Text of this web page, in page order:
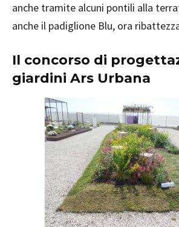
anche tramite alcuni pontili alla
anche il padiglione Blu, ora
Il concorso di
giardini Ars Urbana